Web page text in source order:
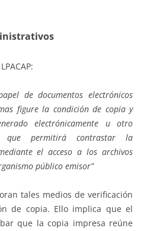
de documentos electrónicos
figure la condición de copia y
electrónicamente u otro
que permitirá contrastar la
el acceso a los archivos
público emisor”
tales medios de verificación
de copia. Ello implica que el
que la copia impresa reúne